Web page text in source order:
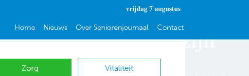
vrijdag 7 augustus
Home Nieuws Over Seniorenjournaal Contact
Zorg Vitaliteit